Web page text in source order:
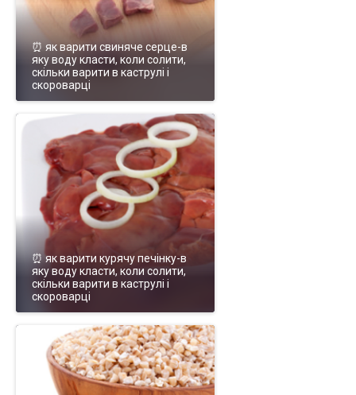
⏰ як варити свиняче серце-в
яку воду класти, коли солити,
скільки варити в каструлі і
скороварці
⏰ як варити курячу печінку-в
яку воду класти, коли солити,
скільки варити в каструлі і
скороварці